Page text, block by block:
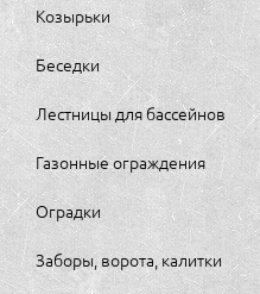
Козырьки
Беседки
Лестницы для бассейнов
Газонные ограждения
Оградки
Заборы, ворота, калитки